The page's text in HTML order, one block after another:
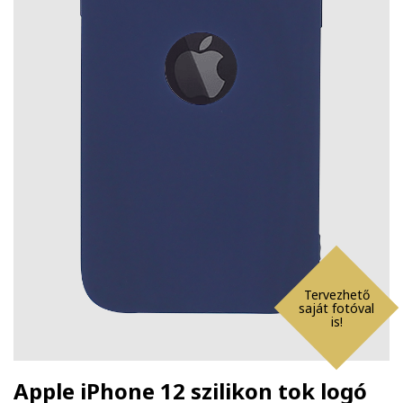
Tervezhető
saját fotóval
is!
Apple iPhone 12 szilikon tok logó